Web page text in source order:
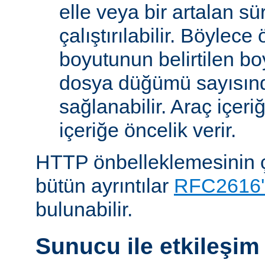
elle veya bir artalan
çalıştırılabilir.
boyutunun belirtilen
dosya düğümü
sağlanabilir. Araç
içeriğe öncelik verir.
HTTP önbelleklemesinin
bütün ayrıntılar
bulunabilir.
Sunucu ile etkileşim